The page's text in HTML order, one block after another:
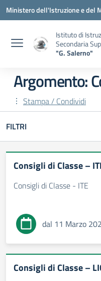
Vai ai contenuti
Vai al menu di navigazione
Vai al footer
Ministero dell'Istruzione e del
Istituto di
Secondaria
"G. Salerno"
Argomento:
Stampa / Condividi
FILTRI
Consigli di Classe –
Consigli di Classe - ITE
dal 11 Marzo
Consigli di Classe –